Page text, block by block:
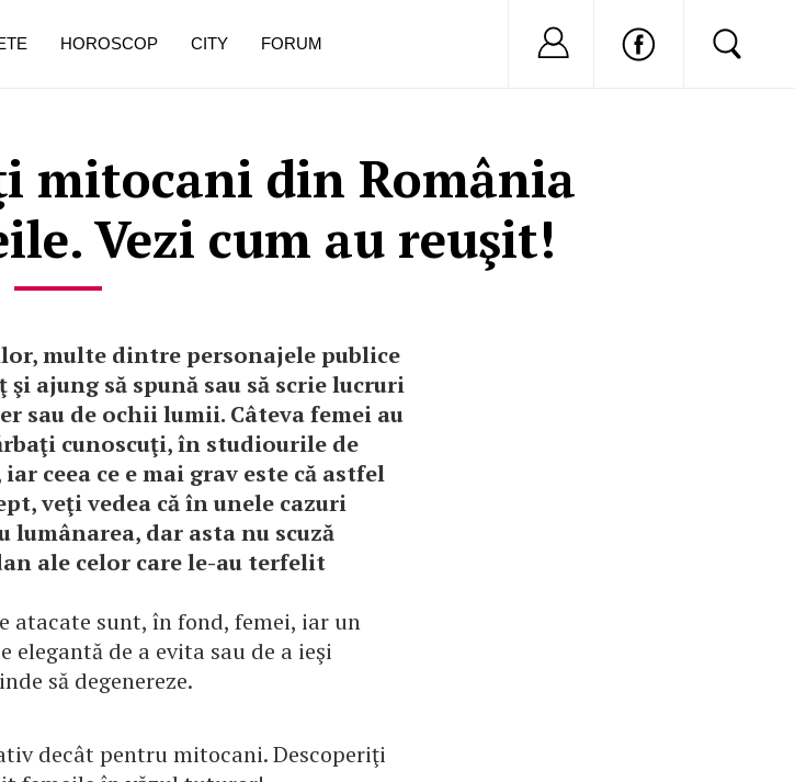
mitocani din România
Vezi cum au reuşit!
multe dintre personajele publice
ajung să spună sau să scrie lucruri
sau de ochii lumii. Câteva femei au
cunoscuţi, în studiourile de
ceea ce e mai grav este că astfel
veţi vedea că în unele cazuri
lumânarea, dar asta nu scuză
ale celor care le-au terfelit
atacate sunt, în fond, femei, iar un
elegantă de a evita sau de a ieşi
să degenereze.
decât pentru mitocani. Descoperiţi
HOROSCOP CITY FORUM Nu ai cont?
măsură ce înaintezi în vârstă